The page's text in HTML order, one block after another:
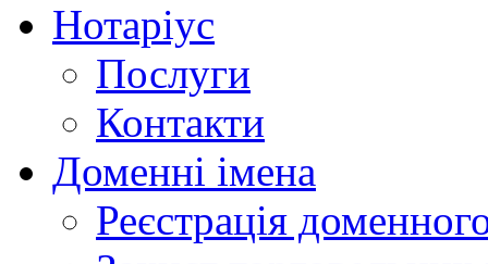
Нотаріус
Послуги
Контакти
Доменні імена
Реєстрація